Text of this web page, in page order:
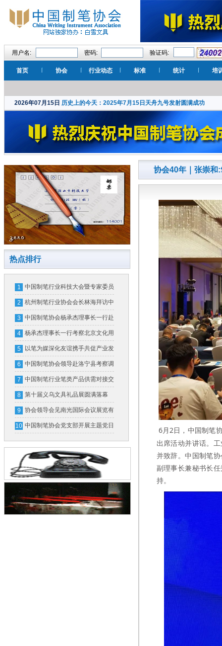
用户名: 密码: 验证码:
首页 协会 行业动态 标准 统计 培
2026年07月15日 历史上的今天：2025年7月15日天舟九号发射圆满成功
热点排行
1 中国制笔行业科技大会暨专家委员
会换届大会在北京隆重召开
2 杭州制笔行业协会会长林海拜访中
国制笔协会
3 中国制笔协会杨承杰理事长一行赴
横琴粤澳深度合作区和广东省文化
用品行业协会考察交流
4 杨承杰理事长一行考察北京文化用
品行业协会并开展座谈交流
5 以笔为媒深化友谊携手共促产业发
展
6 中国制笔协会领导赴洛宁县考察调
研
7 中国制笔行业笔类产品供需对接交
流会在义乌成功举办
8 第十届义乌文具礼品展圆满落幕
首届制笔文具工业展全新亮相
9 协会领导会见南光国际会议展览有
限公司领导一行
10 中国制笔协会党支部开展主题党日
活动
协会40年｜张崇和
6月2日，中国制笔
出席活动并讲话。
并致辞。中国制笔
副理事长兼秘书长
持。